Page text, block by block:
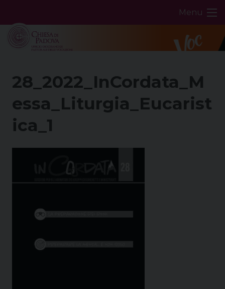
content
Menu
28_2022_InCordata_M
essa_Liturgia_Eucarist
ica_1